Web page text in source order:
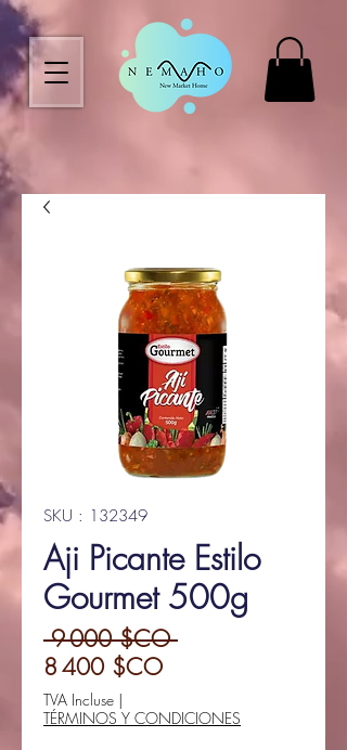
SKU : 132349
Aji Picante Estilo
Gourmet 500g
9 000 $CO Prix
8 400 $COPrix
TVA Incluse |
TÉRMINOS Y CONDICIONES